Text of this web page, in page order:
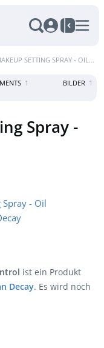
DE-SLICK MAKEUP SETTING SPRAY - OIL CONTROL
1 BILDER 1
Spray -
ist ein Produkt
Decay. Es wird noch